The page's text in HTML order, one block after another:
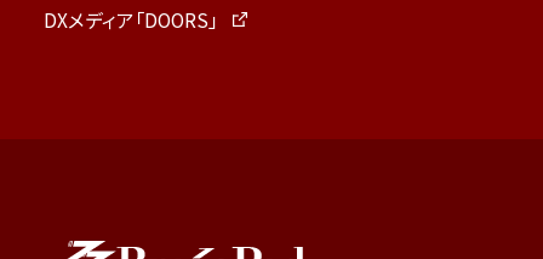
DXメディア「DOORS」